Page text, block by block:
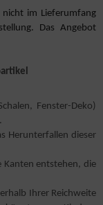
im Lieferumfang
Das Angebot
Fenster-Deko)
Herunterfallen dieser
Kanten entstehen, die
Ihrer Reichweite